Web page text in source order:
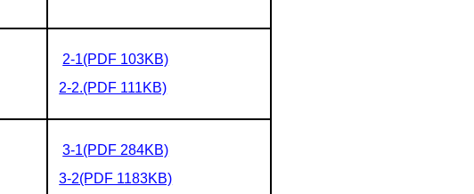
2-1(PDF 103KB)
2-2.(PDF 111KB)
3-1(PDF 284KB)
3-2(PDF 1183KB)